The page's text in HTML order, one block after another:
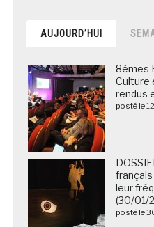
AUJOURD’HUI
8èmes
Culture
rendus
posté le
leur
(30/01/
posté le